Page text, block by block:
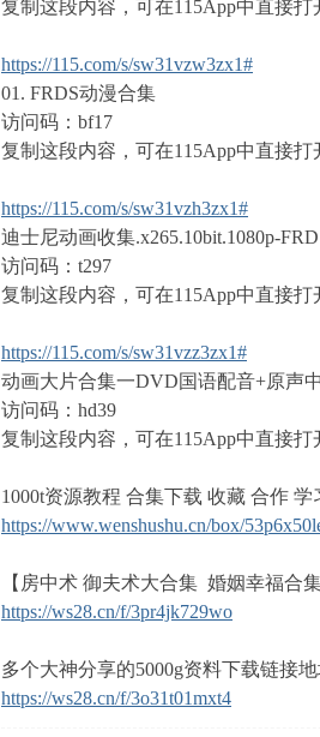
复制这段内容，可在115App中直接打
https://115.com/s/sw31vzw3zx1#
01. FRDS动漫合集
访问码：bf17
复制这段内容，可在115App中直接打
https://115.com/s/sw31vzh3zx1#
迪士尼动画收集.x265.10bit.1080p-
访问码：t297
复制这段内容，可在115App中直接打
https://115.com/s/sw31vzz3zx1#
动画大片合集一DVD国语配音+原声
访问码：hd39
复制这段内容，可在115App中直接打
1000t资源教程 合集下载 收藏 合作 学
https://www.wenshushu.cn/box/
【房中术 御夫术大合集 婚姻幸福合
https://ws28.cn/f/3pr4jk729wo
多个大神分享的5000g资料下载链接
https://ws28.cn/f/3o31t01mxt4